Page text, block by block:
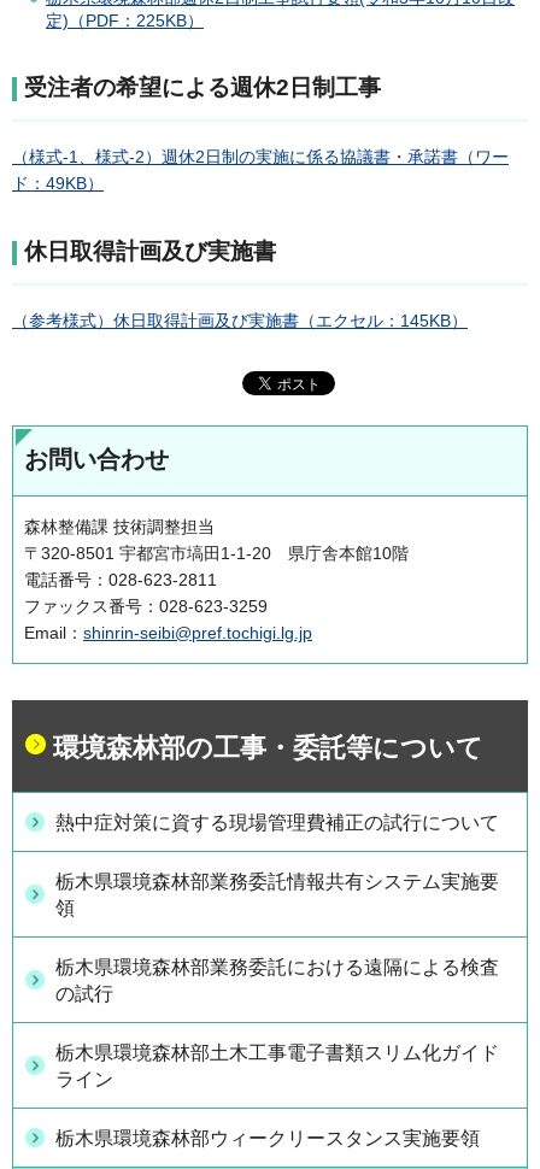
定)（PDF：225KB）
受注者の希望による週休2日制工事
（様式-1、様式-2）週休2日制の実施に係る協議書・承諾書（ワー
ド：49KB）
休日取得計画及び実施書
（参考様式）休日取得計画及び実施書（エクセル：145KB）
お問い合わせ
森林整備課 技術調整担当
〒320-8501 宇都宮市塙田1-1-20 県庁舎本館10階
電話番号：028-623-2811
ファックス番号：028-623-3259
Email： shinrin-seibi@pref.tochigi.lg.jp
環境森林部の工事・委託等について
熱中症対策に資する現場管理費補正の試行について
栃木県環境森林部業務委託情報共有システム実施要
領
栃木県環境森林部業務委託における遠隔による検査
の試行
栃木県環境森林部土木工事電子書類スリム化ガイド
ライン
栃木県環境森林部ウィークリースタンス実施要領